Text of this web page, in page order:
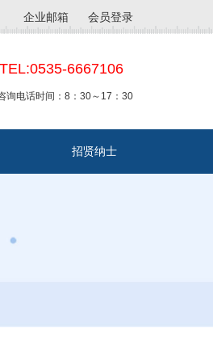
企业邮箱 会员登录
TEL:0535-6667106
询电话时间：8：30～17：30
招贤纳士